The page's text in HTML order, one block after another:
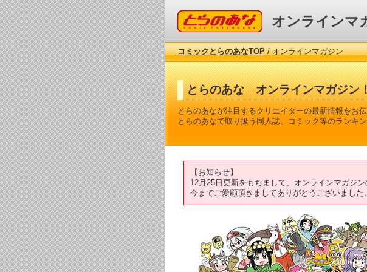
コミックとらのあな オンラインマ
コミックとらのあなTOP/ オンラインマガジン
とらのあな オンラインマガジン
とらのあなが注目するクリエイターの最新情報をお
とらのあなで取り扱う同人誌、コミック等のランキ
【お知らせ】
12月25日更新をもちまして、オンラインマガジ
今までご愛顧頂きましてありがとうございました。